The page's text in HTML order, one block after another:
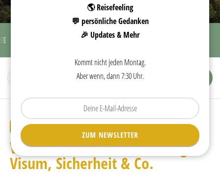
SEHENSWÜRDIGKEITEN UNTERKÜNFTE
REISETIPPS
Vietnam • Reisevorbereitung,
Visum, Sicherheit & Co.
🌎 Reisefeeling
💬 persönliche Gedanken
🎉 Updates & Mehr
Kommt nicht jeden Montag.
Aber wenn, dann 7:30 Uhr.
Tippen
Sie
Ihre
E-
Mail
ein.
ZUM NEWSLETTER